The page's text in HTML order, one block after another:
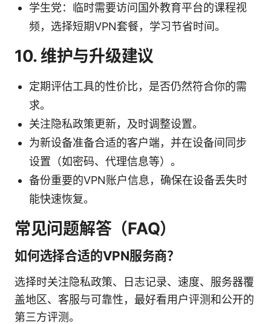
学生党：临时需要访问国外教育平台的课程视
频，选择短期VPN套餐，学习节省时间。
10. 维护与升级建议
定期评估工具的性价比，是否仍然符合你的需
求。
关注隐私政策更新，及时调整设置。
为新设备准备合适的客户端，并在设备间同步
设置（如密码、代理信息等）。
备份重要的VPN账户信息，确保在设备丢失时
能快速恢复。
常见问题解答（FAQ）
如何选择合适的VPN服务商？
选择时关注隐私政策、日志记录、速度、服务器覆
盖地区、客服与可靠性，最好看用户评测和公开的
第三方评测。